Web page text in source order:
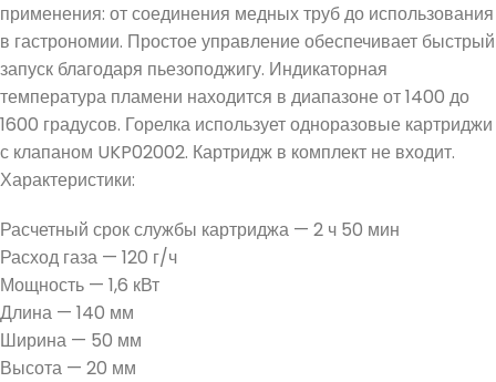
применения: от соединения медных труб до использования
в гастрономии. Простое управление обеспечивает быстрый
запуск благодаря пьезоподжигу. Индикаторная
температура пламени находится в диапазоне от 1400 до
1600 градусов. Горелка использует одноразовые картриджи
с клапаном UKP02002. Картридж в комплект не входит.
Характеристики:
Расчетный срок службы картриджа — 2 ч 50 мин
Расход газа — 120 г/ч
Мощность — 1,6 кВт
Длина — 140 мм
Ширина — 50 мм
Высота — 20 мм